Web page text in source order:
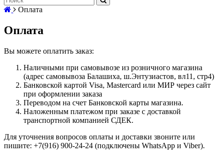
Оплата
Оплата
Вы можете оплатить заказ:
Наличными при самовывозе из розничного магазина
(адрес самовывоза Балашиха, ш.Энтузиастов, вл11, стр4)
Банковской картой Visa, Mastercard или МИР через сайт
при оформлении заказа
Переводом на счет Банковской карты магазина.
Наложенным платежом при заказе с доставкой
транспортной компанией СДЕК.
Для уточнения вопросов оплаты и доставки звоните или
пишите: +7(916) 900-24-24 (подключены WhatsApp и Viber).